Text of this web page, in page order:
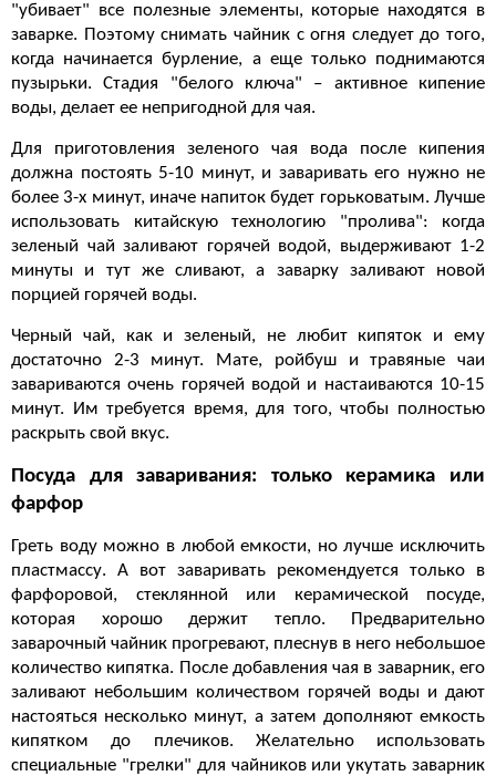
"убивает" все полезные элементы, которые находятся в
заварке. Поэтому снимать чайник с огня следует до того,
когда начинается бурление, а еще только поднимаются
пузырьки. Стадия "белого ключа" – активное кипение
воды, делает ее непригодной для чая.
Для приготовления зеленого чая вода после кипения
должна постоять 5-10 минут, и заваривать его нужно не
более 3-х минут, иначе напиток будет горьковатым. Лучше
использовать китайскую технологию "пролива": когда
зеленый чай заливают горячей водой, выдерживают 1-2
минуты и тут же сливают, а заварку заливают новой
порцией горячей воды.
Черный чай, как и зеленый, не любит кипяток и ему
достаточно 2-3 минут. Мате, ройбуш и травяные чаи
завариваются очень горячей водой и настаиваются 10-15
минут. Им требуется время, для того, чтобы полностью
раскрыть свой вкус.
Посуда для заваривания: только керамика или
фарфор
Греть воду можно в любой емкости, но лучше исключить
пластмассу. А вот заваривать рекомендуется только в
фарфоровой, стеклянной или керамической посуде,
которая хорошо держит тепло. Предварительно
заварочный чайник прогревают, плеснув в него небольшое
количество кипятка. После добавления чая в заварник, его
заливают небольшим количеством горячей воды и дают
настояться несколько минут, а затем дополняют емкость
кипятком до плечиков. Желательно использовать
специальные "грелки" для чайников или укутать заварник